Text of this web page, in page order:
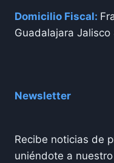
Domicilio Fiscal:
Guadalajara
Newsletter
Recibe noticias de
uniéndote a